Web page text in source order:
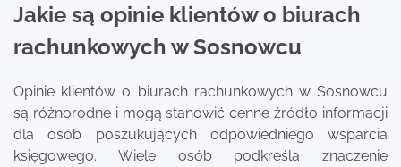
Jakie są opinie klientów o biurach
rachunkowych w Sosnowcu
Opinie klientów o biurach rachunkowych w Sosnowcu
są różnorodne i mogą stanowić cenne źródło informacji
dla osób poszukujących odpowiedniego wsparcia
księgowego. Wiele osób podkreśla znaczenie